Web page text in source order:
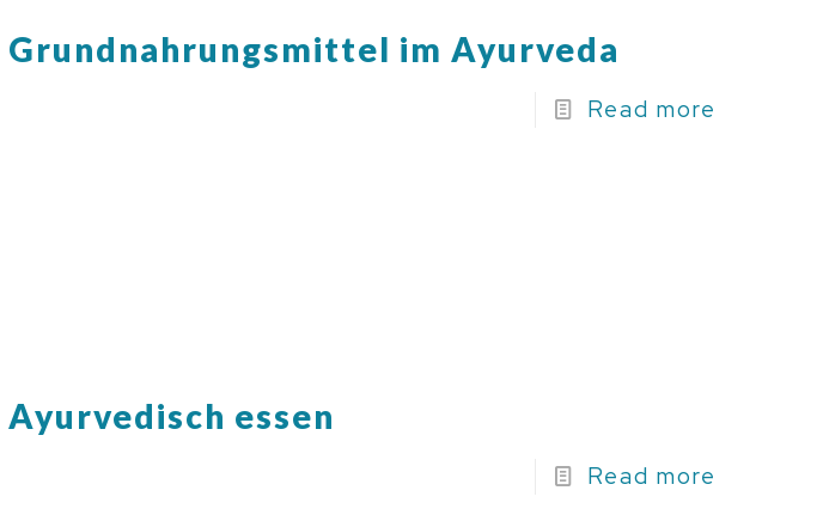
Grundnahrungsmittel im Ayurveda
Read more
Ayurvedisch essen
Read more